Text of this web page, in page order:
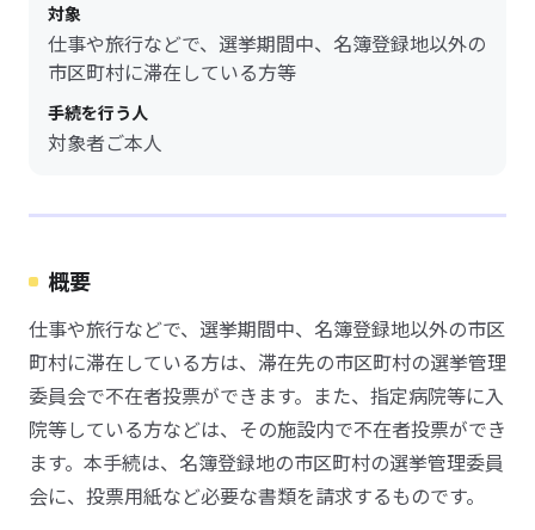
対象
仕事や旅行などで、選挙期間中、名簿登録地以外の
市区町村に滞在している方等
手続を行う人
対象者ご本人
概要
仕事や旅行などで、選挙期間中、名簿登録地以外の市区
町村に滞在している方は、滞在先の市区町村の選挙管理
委員会で不在者投票ができます。また、指定病院等に入
院等している方などは、その施設内で不在者投票ができ
ます。本手続は、名簿登録地の市区町村の選挙管理委員
会に、投票用紙など必要な書類を請求するものです。